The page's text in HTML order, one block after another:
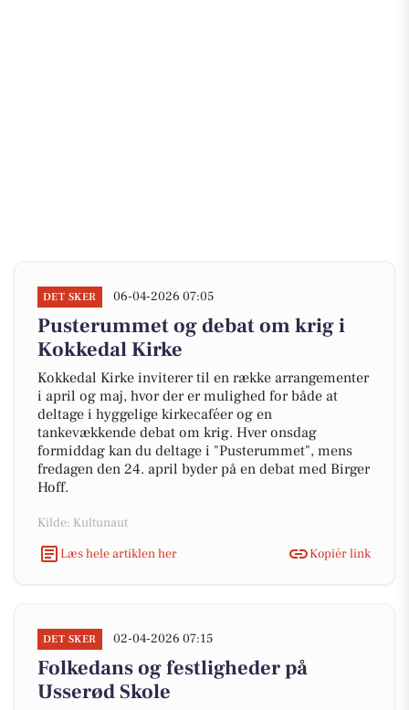
DET SKER 06-04-2026 07:05
Pusterummet og debat om krig i
Kokkedal Kirke
Kokkedal Kirke inviterer til en række arrangementer
i april og maj, hvor der er mulighed for både at
deltage i hyggelige kirkecaféer og en
tankevækkende debat om krig. Hver onsdag
formiddag kan du deltage i "Pusterummet", mens
fredagen den 24. april byder på en debat med Birger
Hoff.
Kilde: Kultunaut
Læs hele artiklen her
Kopiér link
DET SKER 02-04-2026 07:15
Folkedans og festligheder på
Usserød Skole